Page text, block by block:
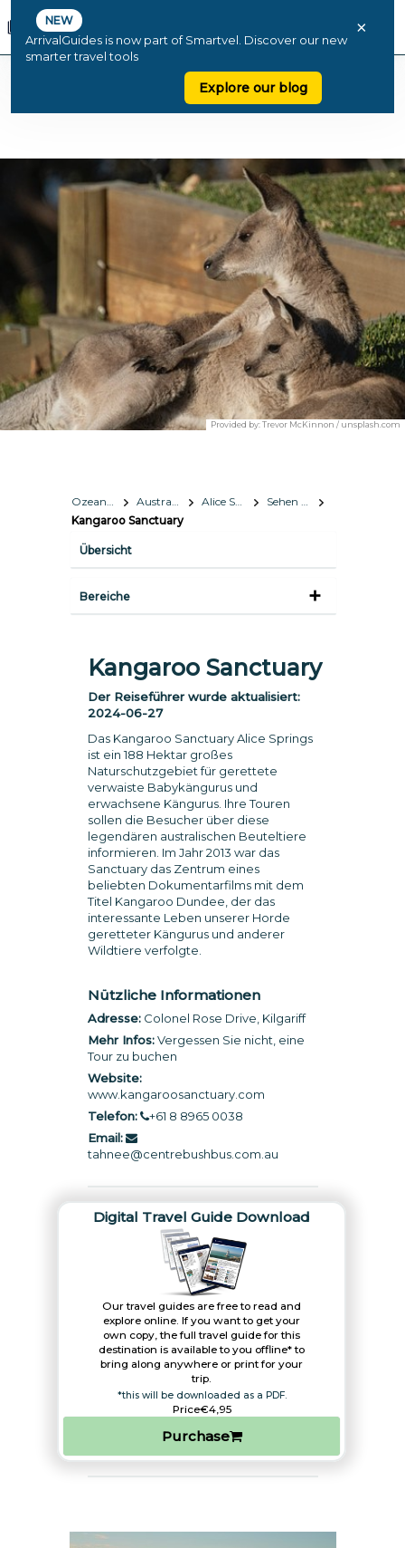
NEW
ArrivalGuides is now part of Smartvel. Discover our new
smarter travel tools
Explore our blog
×
Provided by:Trevor McKinnon / unsplash.com
Ozeanien Australien Alice Springs
Sehen & Erleben
Kangaroo Sanctuary
Übersicht
Bereiche
Kangaroo Sanctuary
Der Reiseführer wurde aktualisiert:
2024-06-27
Das Kangaroo Sanctuary Alice Springs
ist ein 188 Hektar großes
Naturschutzgebiet für gerettete
verwaiste Babykängurus und
erwachsene Kängurus. Ihre Touren
sollen die Besucher über diese
legendären australischen Beuteltiere
informieren. Im Jahr 2013 war das
Sanctuary das Zentrum eines
beliebten Dokumentarfilms mit dem
Titel Kangaroo Dundee, der das
interessante Leben unserer Horde
geretteter Kängurus und anderer
Wildtiere verfolgte.
Nützliche Informationen
Adresse:Colonel Rose Drive, Kilgariff
Mehr Infos:Vergessen Sie nicht, eine
Tour zu buchen
Website:
www.kangaroosanctuary.com
Telefon:
+61 8 8965 0038
Email:
tahnee@centrebushbus.com.au
Digital Travel Guide Download
Our travel guides are free to read and
explore online. If you want to get your
own copy, the full travel guide for this
destination is available to you offline* to
bring along anywhere or print for your
trip.​
*this will be downloaded as a PDF.
Price€4,95
Purchase